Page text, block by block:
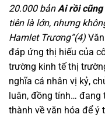
20.000 bản Ai rồi
tiên là lớn, nhưng
Hamlet Trương”(4)
đáp ứng thị hiếu của
trường kinh tế thị
nghĩa cá nhân vị kỷ,
luân, đồng tính… đang
thành về văn hóa để ý